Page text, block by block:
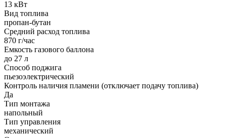
13 кВт
Вид топлива
пропан-бутан
Средний расход топлива
870 г/час
Емкость газового баллона
до 27 л
Способ поджига
пьезоэлектрический
Контроль наличия пламени (отключает подачу топлива)
Да
Тип монтажа
напольный
Тип управления
механический